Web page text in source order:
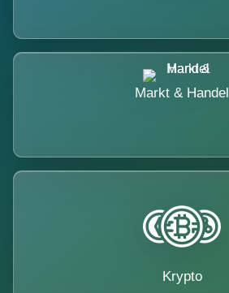
Markt & Handel
Krypto